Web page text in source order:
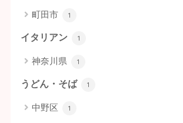
町田市 1
イタリアン 1
神奈川県 1
うどん・そば 1
中野区 1